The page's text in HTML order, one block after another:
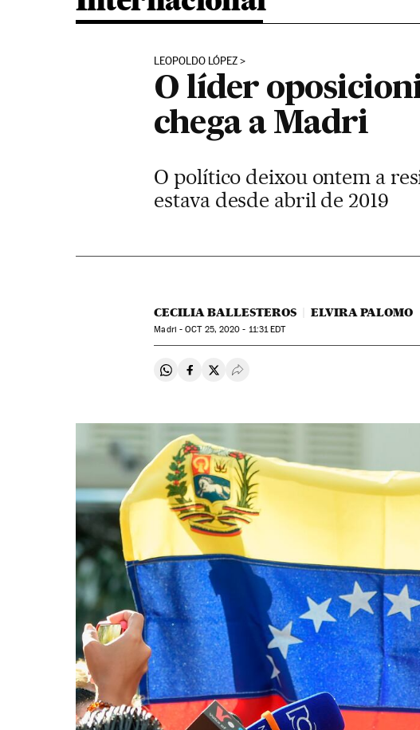
LEOPOLDO LÓPEZ
O líder
chega a Madri
O político deixou ontem a
estava desde abril de 2019
CECILIA BALLESTEROS ELVIRA PALOMO
Madri -OCT25, 2020 - 11:31EDT
Compartir en Whatsapp
Compartir en Facebook
Compartir en Twitter
Desplegar Redes Sociales